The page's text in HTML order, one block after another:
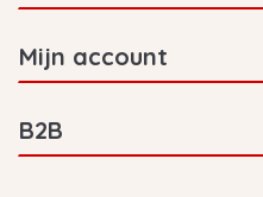
Mijn account
B2B